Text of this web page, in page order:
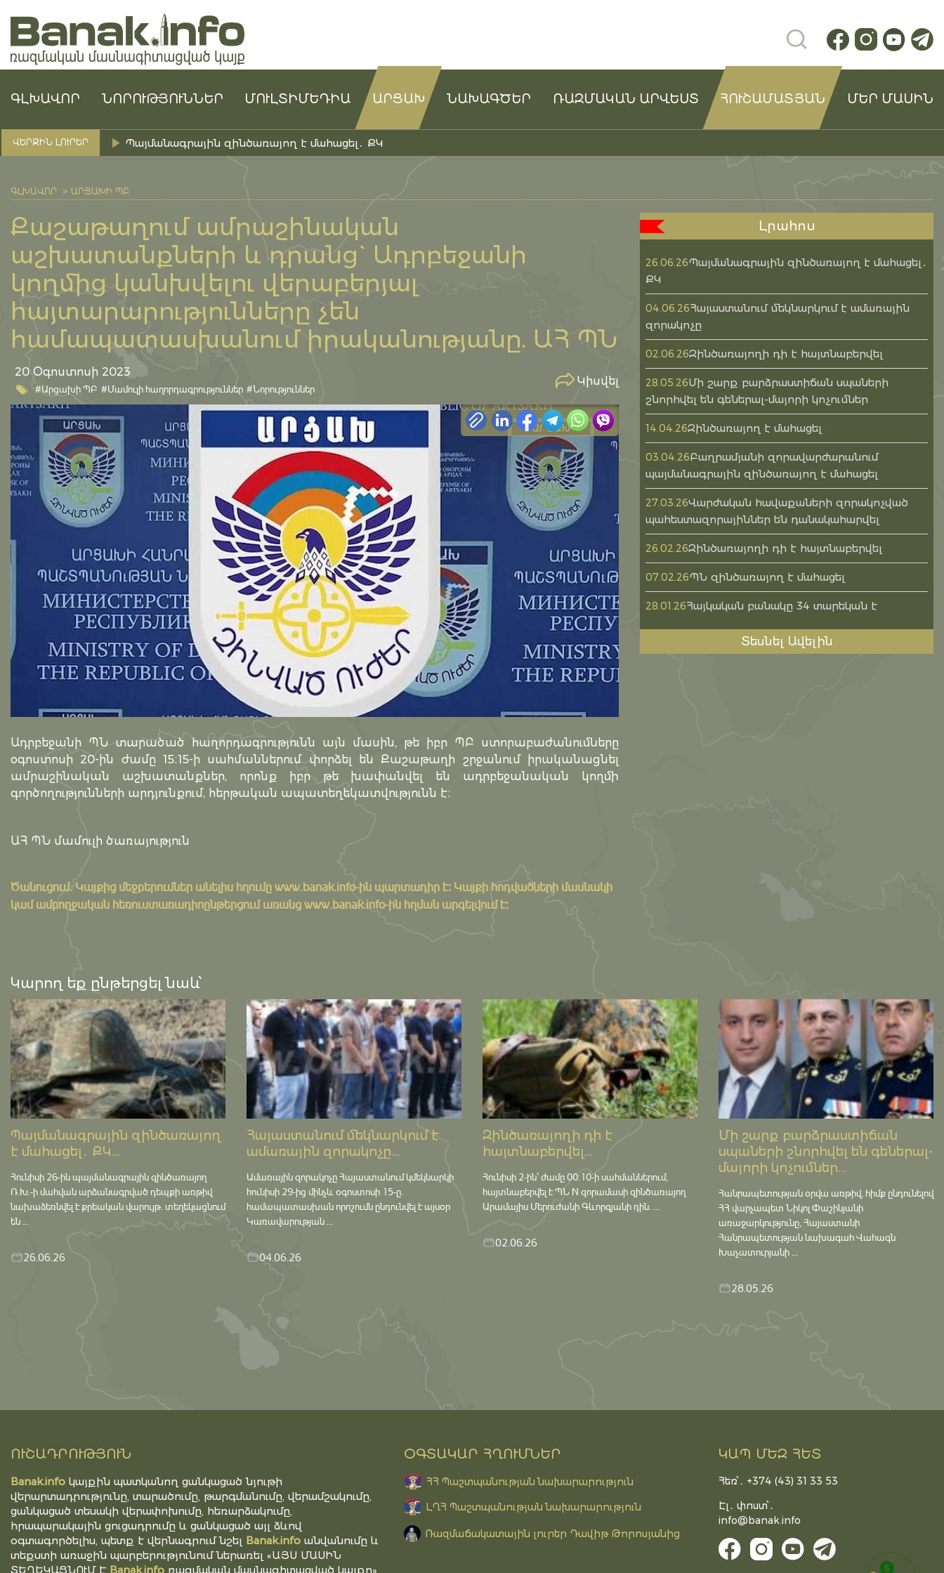
ԳԼԽԱՎՈՐ ՆՈՐՈՒԹՅՈՒՆՆԵՐ ՄՈՒԼՏԻՄԵԴԻԱ ԱՐՑԱԽ ՆԱԽԱԳԾԵՐ ՌԱԶՄԱԿԱՆ ԱՐՎԵՍՏ ՀՈՒՇԱՄԱՏՅԱՆ ՄԵՐ ՄԱՍԻՆ
ՎԵՐՋԻՆ ԼՈՒՐԵՐ Պայմանագրային զինծառայող է մահացել․ ՔԿ
ԳԼԽԱՎՈՐ ԱՐՑԱԽԻ ՊԲ
Քաշաթաղում ամրաշինական
աշխատանքների և դրանց` Ադրբեջանի
կողմից կանխվելու վերաբերյալ
հայտարարությունները չեն
համապատասխանում իրականությանը. ԱՀ ՊՆ
20 Օգոստոսի 2023
#Արցախի ՊԲ #Մամուլի հաղորդագրություններ #Նորություններ
Կիսվել
Ադրբեջանի ՊՆ տարածած հաղորդագրությունն այն մասին, թե իբր ՊԲ ստորաբաժանումները
օգոստոսի 20-ին ժամը 15։15-ի սահմաններում փորձել են Քաշաթաղի շրջանում իրականացնել
ամրաշինական աշխատանքներ, որոնք իբր թե խափանվել են ադրբեջանական կողմի
գործողությունների արդյունքում, հերթական ապատեղեկատվությունն է։
ԱՀ ՊՆ մամուլի ծառայություն
Ծանուցում․ Կայքից մեջբերումներ անելիս հղումըwww.banak.info-ին պարտադիր է: Կայքի հոդվածների մասնակի
կամ ամբողջական հեռուստառադիոընթերցում առանց www.banak.info-ին հղման արգելվում է:
Լրահոս
26.06.26Պայմանագրային զինծառայող է մահացել․
ՔԿ
04.06.26Հայաստանում մեկնարկում է ամառային
զորակոչը
02.06.26Զինծառայողի դի է հայտնաբերվել
28.05.26Մի շարք բարձրաստիճան սպաների
շնորհվել են գեներալ-մայորի կոչումներ
14.04.26Զինծառայող է մահացել
03.04.26Բաղրամյանի զորավարժարանում
պայմանագրային զինծառայող է մահացել
27.03.26Վարժական հավաքաների զորակոչված
պահեստազորայիններ են դանակահարվել
26.02.26Զինծառայողի դի է հայտնաբերվել
07.02.26ՊՆ զինծառայող է մահացել
28.01.26Հայկական բանակը 34 տարեկան է
Տեսնել Ավելին
Կարող եք ընթերցել նաև՝
Պայմանագրային զինծառայող
է մահացել․ ՔԿ...
Հունիսի 26-ին պայմանագրային զինծառայող
Ռ.Խ.-ի մահվան արձանագրված դեպքի առթիվ
նախաձեռնվել է քրեական վարույթ․ տեղեկացնում
են ...
26.06.26
Հայաստանում մեկնարկում է
ամառային զորակոչը...
Ամառային զորակոչը Հայաստանում կմեկնարկի
հունիսի 29-ից մինչև օգոստոսի 15-ը․
համապատասխան որոշումն ընդունվել է այսօր
Կառավարության ...
04.06.26
Զինծառայողի դի է
հայտնաբերվել...
Հունիսի 2-ին՝ ժամը 00:10-ի սահմաններում,
հայտնաբերվել է ՊՆ N զորամասի զինծառայող
Արամայիս Մերուժանի Գևորգյանի դին. ...
02.06.26
Մի շարք բարձրաստիճան
սպաների շնորհվել են գեներալ-
մայորի կոչումներ...
Հանրապետության օրվա առթիվ, հիմք ընդունելով
ՀՀ վարչապետ Նիկոլ Փաշինյանի
առաջարկությունը, Հայաստանի
Հանրապետության նախագահ Վահագն
Խաչատուրյանի ...
28.05.26
ՈՒՇԱԴՐՈՒԹՅՈՒՆ
Banak.info կայքին պատկանող ցանկացած նյութի
վերարտադրությունը, տարածումը, թարգմանումը, վերամշակումը,
ցանկացած տեսակի վերափոխումը, հեռարձակումը,
հրապարակային ցուցադրումը և ցանկացած այլ ձևով
օգտագործելիս, պետք է վերնագրում նշել Banak.info անվանումը և
տեքստի առաջին պարբերությունում ներառել «ԱՅՍ ՄԱՍԻՆ
ՏԵՂԵԿԱՑՆՈՒՄ Է Banak.info ռազմական մասնագիտացված կայքը»
ՕԳՏԱԿԱՐ ՀՂՈՒՄՆԵՐ
ՀՀ Պաշտպանության նախարարություն
ԼՂՀ Պաշտպանության նախարարություն
Ռազմաճակատային լուրեր Դավիթ Թորոսյանից
ԿԱՊ ՄԵԶ ՀԵՏ
Հեռ՝․ +374 (43) 31 33 53
Էլ․ փոստ՝․
info@banak.info